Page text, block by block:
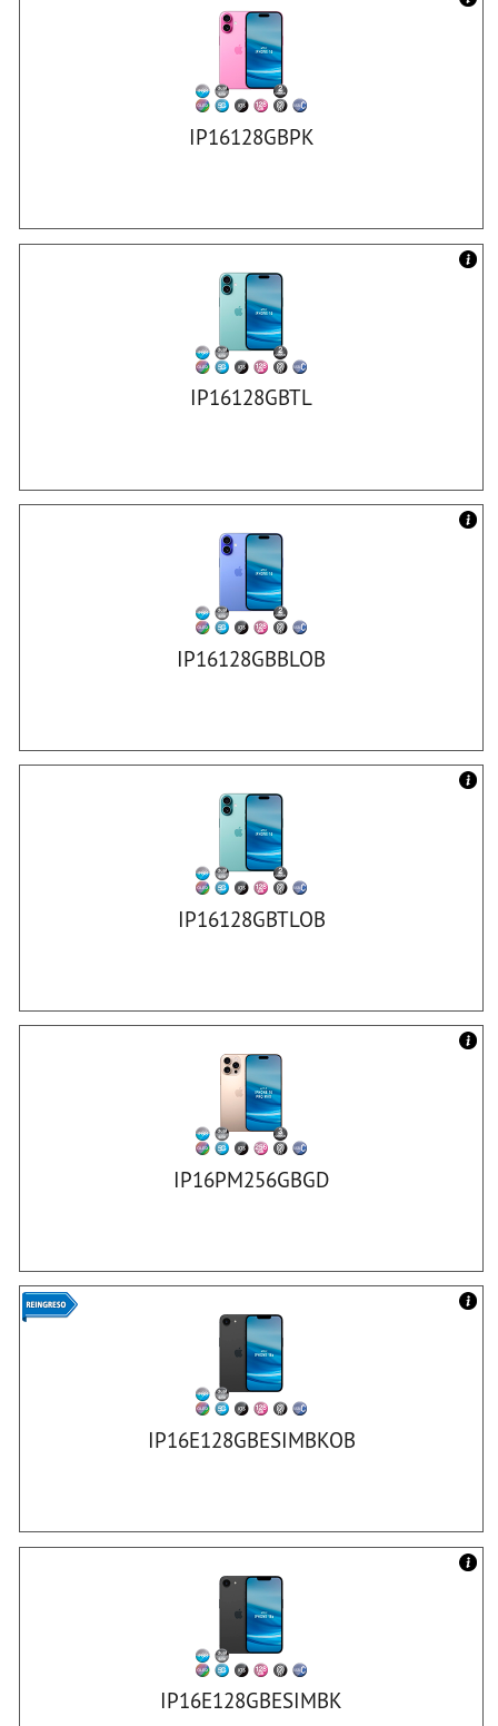
IP16128GBPK
IP16128GBTL
IP16128GBBLOB
IP16128GBTLOB
IP16PM256GBGD
IP16E128GBESIMBKOB
IP16E128GBESIMBK